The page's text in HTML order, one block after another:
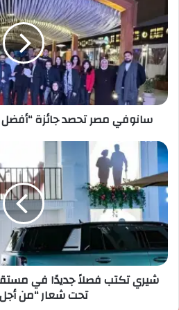
سانوفي مصر تحصد جائزة “أفضل
شيري تكتب فصلاً جديدًا في
تحت شعار “من أجل